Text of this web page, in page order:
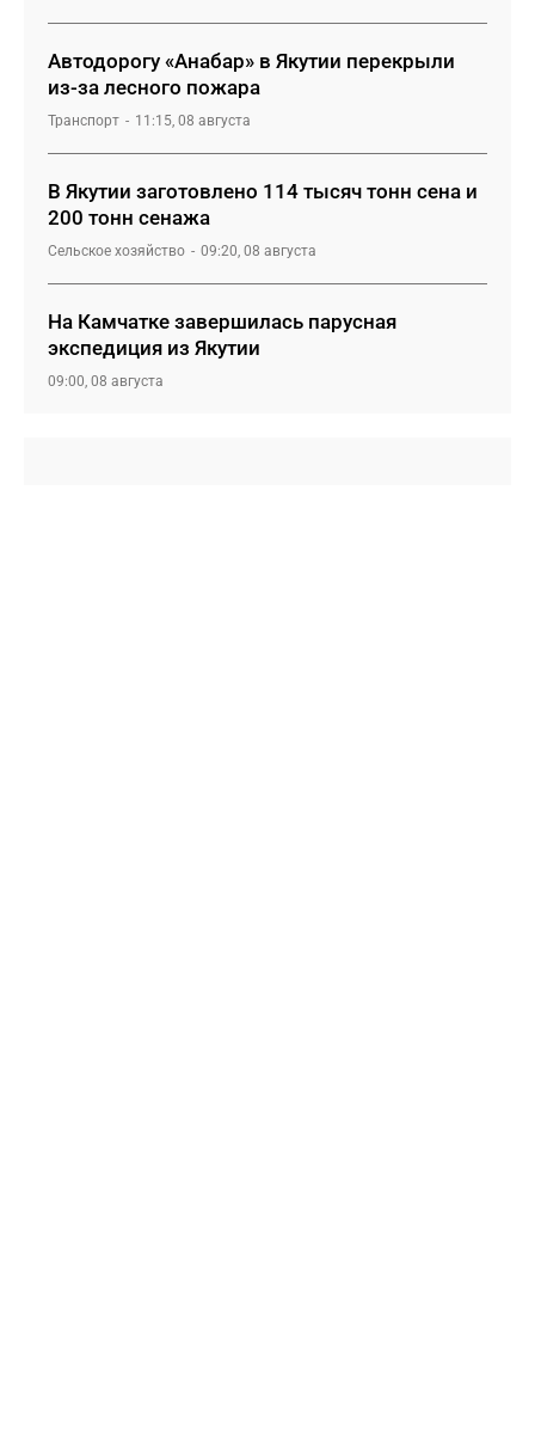
Автодорогу «Анабар» в Якутии перекрыли
из-за лесного пожара
Транспорт 11:15, 08 августа
В Якутии заготовлено 114 тысяч тонн сена и
200 тонн сенажа
Сельское хозяйство 09:20, 08 августа
На Камчатке завершилась парусная
экспедиция из Якутии
09:00, 08 августа